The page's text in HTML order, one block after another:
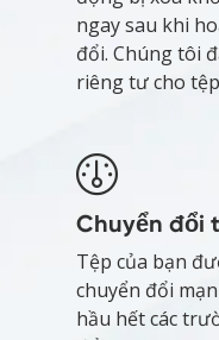
ngay sau khi
đổi. Chúng tôi
riêng tư cho
Chuyển đổi
Tệp của bạn
chuyển đổi
hầu hết các